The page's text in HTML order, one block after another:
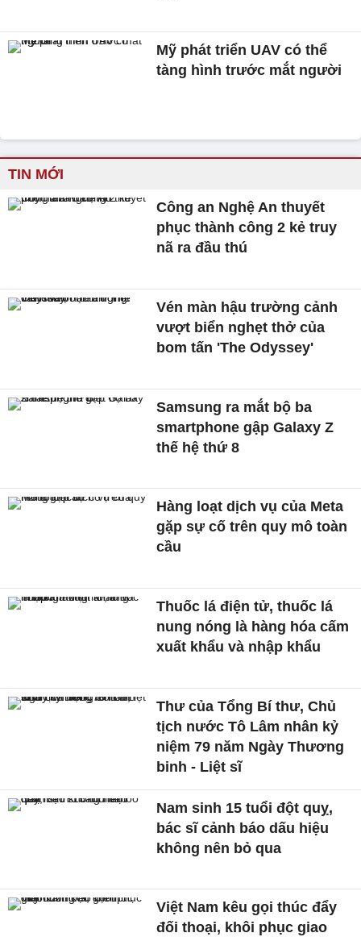
Mỹ phát triển UAV có thể
tàng hình trước mắt người
TIN MỚI
Công an Nghệ An thuyết
phục thành công 2 kẻ truy
nã ra đầu thú
Vén màn hậu trường cảnh
vượt biển nghẹt thở của
bom tấn 'The Odyssey'
Samsung ra mắt bộ ba
smartphone gập Galaxy Z
thế hệ thứ 8
Hàng loạt dịch vụ của Meta
gặp sự cố trên quy mô toàn
cầu
Thuốc lá điện tử, thuốc lá
nung nóng là hàng hóa cấm
xuất khẩu và nhập khẩu
Thư của Tổng Bí thư, Chủ
tịch nước Tô Lâm nhân kỷ
niệm 79 năm Ngày Thương
binh - Liệt sĩ
Nam sinh 15 tuổi đột quỵ,
bác sĩ cảnh báo dấu hiệu
không nên bỏ qua
Việt Nam kêu gọi thúc đẩy
đối thoại, khôi phục giao